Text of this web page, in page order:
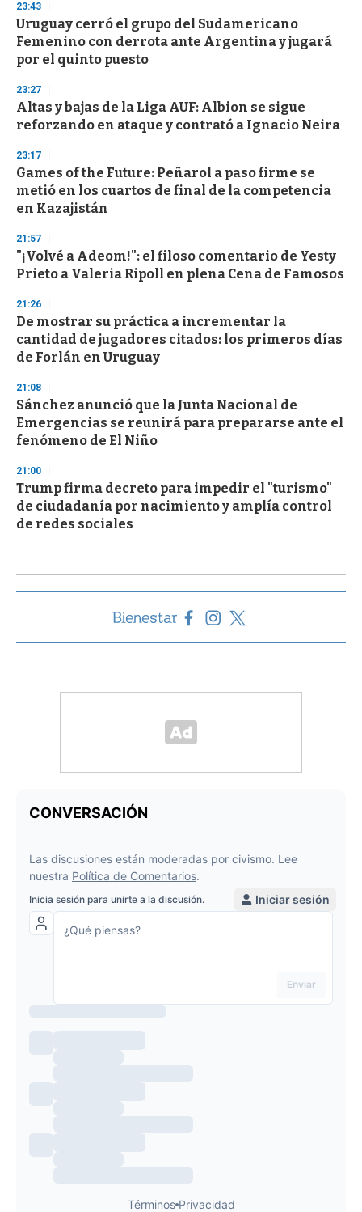
3
s
e
c
o
d
s
23:43
Uruguay cerró el grupo del Sudamericano
Femenino con derrota ante Argentina y jugará
por el quinto puesto
23:27
Altas y bajas de la Liga AUF: Albion se sigue
reforzando en ataque y contrató a Ignacio Neira
23:17
Games of the Future: Peñarol a paso firme se
metió en los cuartos de final de la competencia
en Kazajistán
21:57
"¡Volvé a Adeom!": el filoso comentario de Yesty
Prieto a Valeria Ripoll en plena Cena de Famosos
21:26
De mostrar su práctica a incrementar la
cantidad de jugadores citados: los primeros días
de Forlán en Uruguay
21:08
Sánchez anunció que la Junta Nacional de
Emergencias se reunirá para prepararse ante el
fenómeno de El Niño
21:00
Trump firma decreto para impedir el "turismo"
de ciudadanía por nacimiento y amplía control
de redes sociales